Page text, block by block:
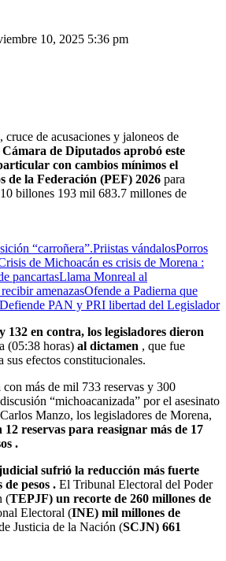
10, 2025 5:36 pm
cruce de acusaciones y jaloneos de
Cámara de Diputados aprobó este
con cambios mínimos el
de la Federación (PEF) 2026 para
billones 193 mil 683.7 millones de
“carroñera”.Priistas vándalosPorros
de Michoacán es crisis de Morena :
pancartasLlama Monreal al
amenazasOfende a Padierna que
Defiende PAN y PRI libertad del Legislador
132 en contra, los legisladores dieron
(05:38 horas) al dictamen , que fue
efectos constitucionales.
más de mil 733 reservas y 300
“michoacanizada” por el asesinato
Manzo, los legisladores de Morena,
reservas para reasignar más de 17
.
sufrió la reducción más fuerte
pesos . El Tribunal Electoral del Poder
(TEPJF) un recorte de 260 millones de
Electoral (INE) mil millones de
Justicia de la Nación (SCJN) 661